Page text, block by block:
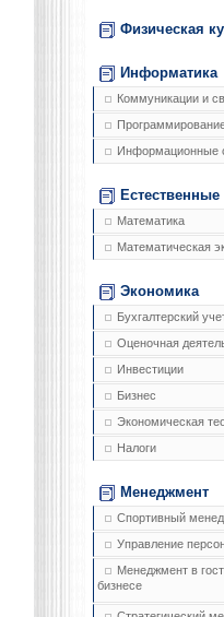
Физическая
Информатика
Коммуникации и
Информационные
Естественные
Математика
Математическая
Экономика
Бухгалтерский
Оценочная
Инвестиции
Бизнес
Экономическая
Налоги
Менеджмент
Спортивный
Управление
Менеджмент в
бизнесе